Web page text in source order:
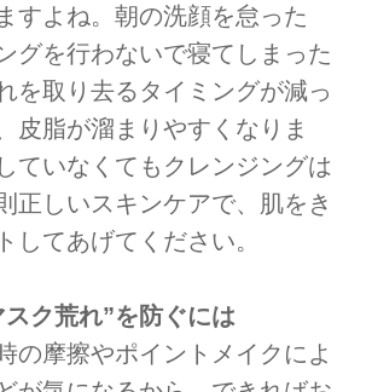
すよね。朝の洗顔を怠った
グを行わないで寝てしまった
を取り去るタイミングが減っ
皮脂が溜まりやすくなりま
ていなくてもクレンジングは
正しいスキンケアで、肌をき
してあげてください。
ク荒れ”を防ぐには
の摩擦やポイントメイクによ